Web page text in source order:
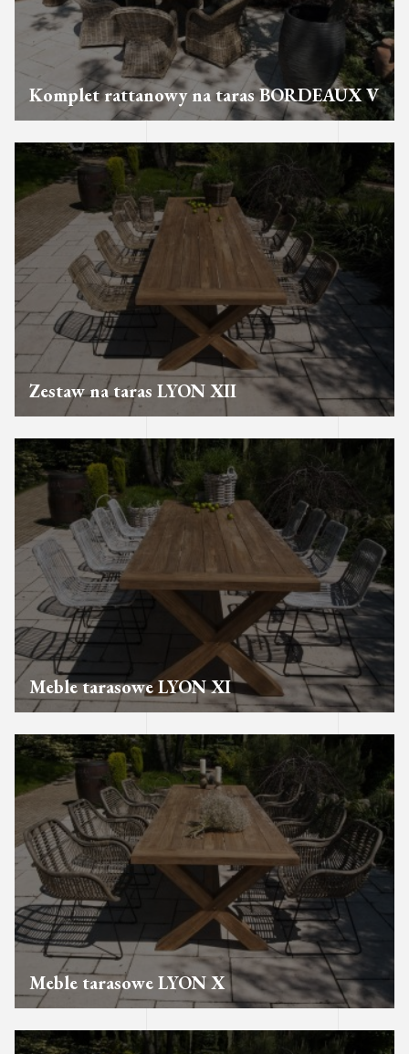
Komplet rattanowy na taras BORDEAUX V
Zestaw na taras LYON XII
Meble tarasowe LYON XI
Meble tarasowe LYON X